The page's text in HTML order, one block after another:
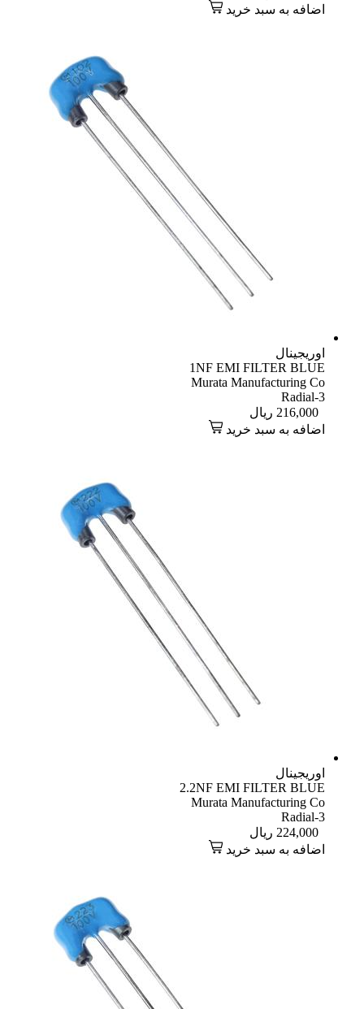
اضافه به سبد خرید
اوریجینال
1NF EMI FILTER BLUE
Murata Manufacturing Co
Radial-3
216,000 ریال
اضافه به سبد خرید
اوریجینال
2.2NF EMI FILTER BLUE
Murata Manufacturing Co
Radial-3
224,000 ریال
اضافه به سبد خرید